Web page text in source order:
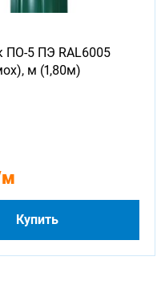
ПО-5 ПЭ RAL6005
м (1,80м)
Купить